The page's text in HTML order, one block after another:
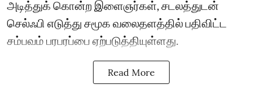
அடித்துக் கொன்ற இளைஞர்கள், சடலத்துடன்
செல்ஃபி எடுத்து சமூக வலைதளத்தில் பதிவிட்ட
சம்பவம் பரபரப்பை ஏற்படுத்தியுள்ளது.
Read More